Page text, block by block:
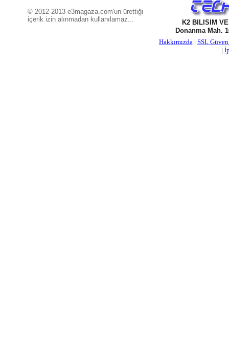
© 2012-2013 e3magaza.com'un ürettiği
içerik izin alınmadan kullanılamaz...
K2 BILISIM
Donanma Mah.
Hakkımızda| SSL
|